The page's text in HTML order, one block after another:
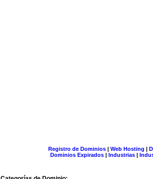
Registro de Dominios| Web Hosting |
Dominios Expirados | Industrias |